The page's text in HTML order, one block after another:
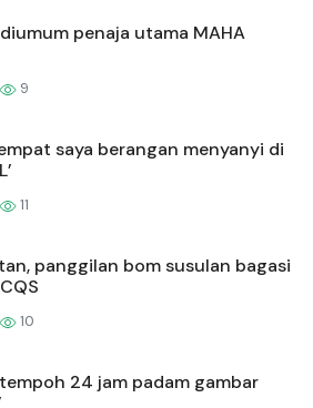
penaja utama MAHA
9
saya berangan menyanyi di
11
panggilan bom susulan bagasi
10
tempoh 24 jam padam gambar